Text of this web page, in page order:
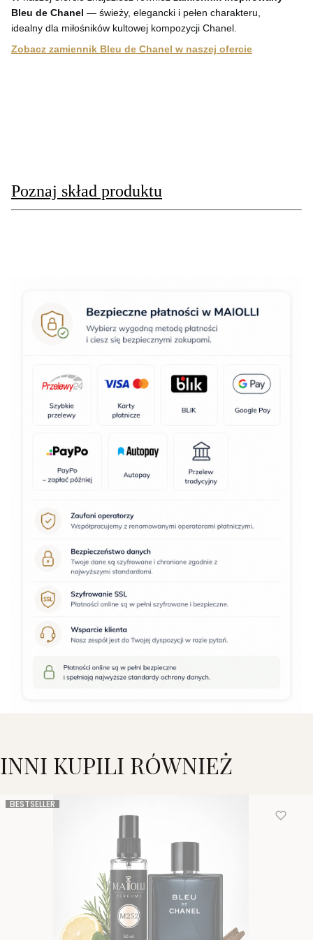
Bleu de Chanel — świeży, elegancki i pełen charakteru,
idealny dla miłośników kultowej kompozycji Chanel.
Zobacz zamiennik Bleu de Chanel w naszej ofercie
Poznaj skład produktu
INNI KUPILI RÓWNIEŻ
BESTSELLER